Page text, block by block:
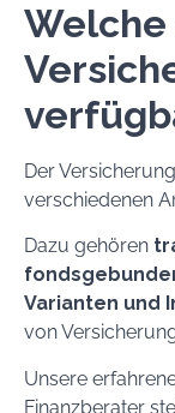
Welche
Der
verschiedenen
Dazu gehören
Varianten und
von
Unsere
Finanzberater